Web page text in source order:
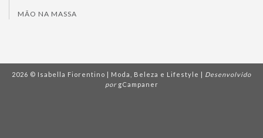
MÃO NA MASSA
2026 © Isabella Fiorentino | Moda, Beleza e Lifestyle | Desenvolvido
por gCampaner